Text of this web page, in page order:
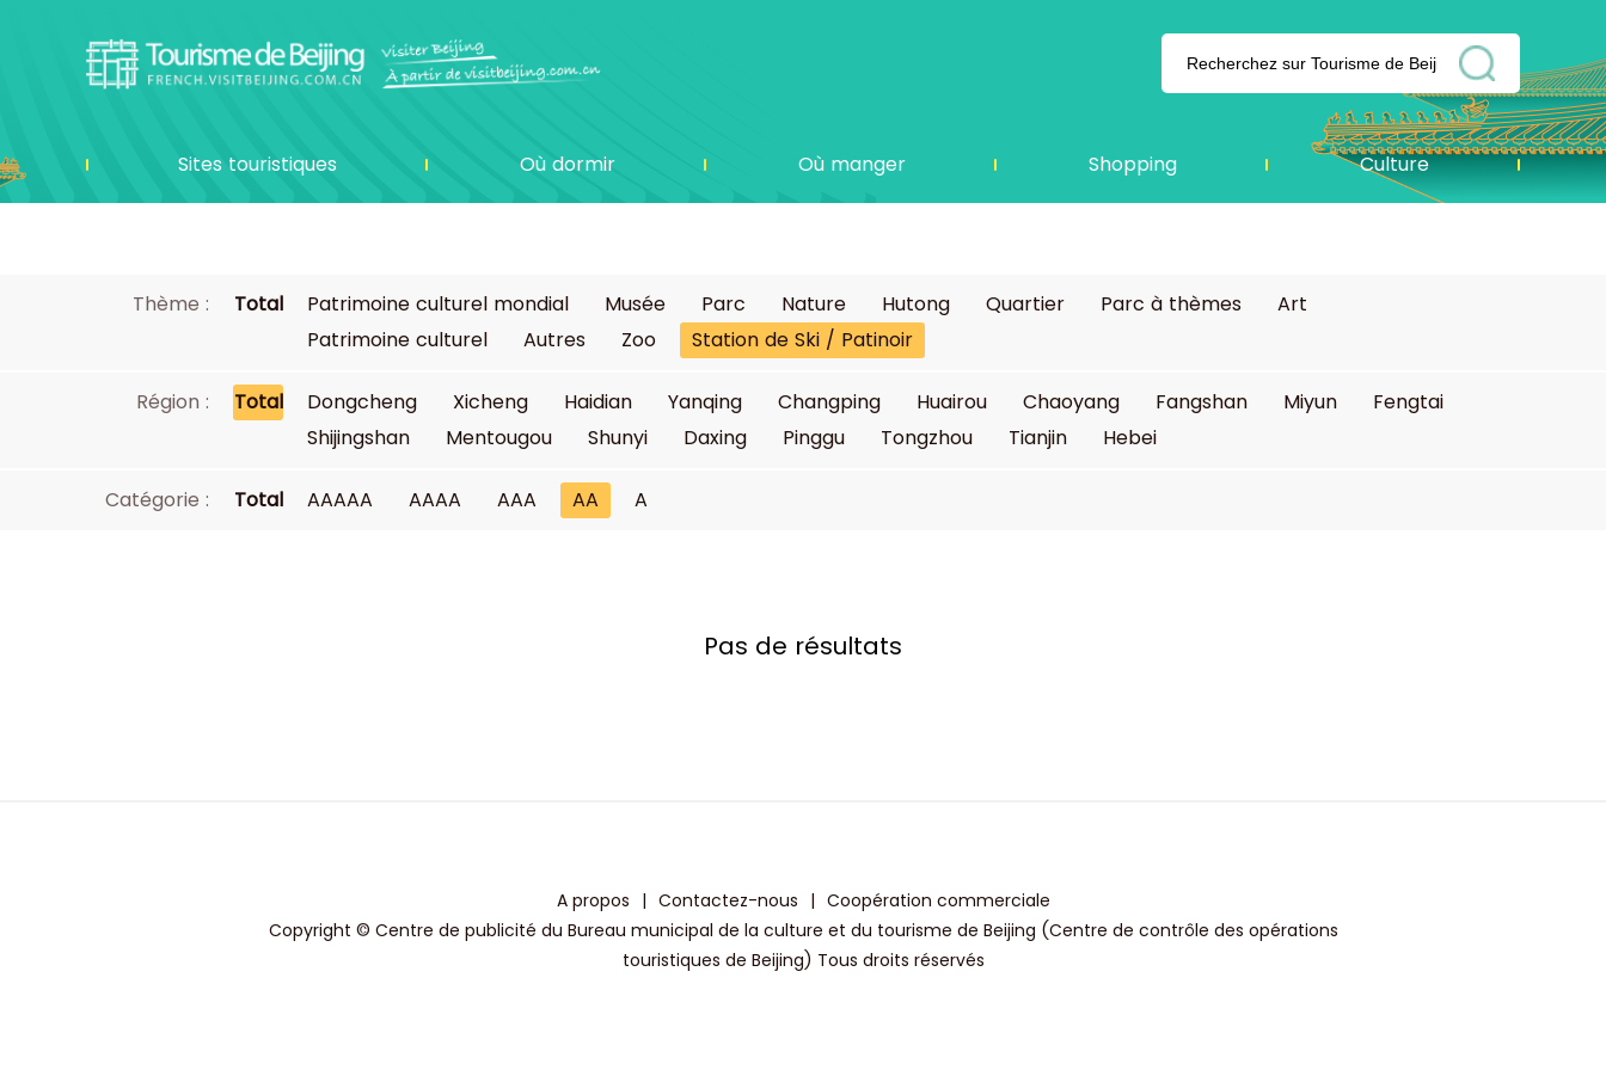
Sites touristiques Où dormir Où manger Shopping Culture
Thème : Total Patrimoine culturel mondial Musée Parc Nature Hutong Quartier Parc à thèmes
Art
Patrimoine culturel
Autres Zoo Station de Ski / Patinoir
Région : Total Dongcheng Xicheng Haidian Yanqing Changping Huairou Chaoyang Fangshan Miyun
Fengtai
Shijingshan
Mentougou Shunyi Daxing Pinggu Tongzhou Tianjin Hebei
Catégorie : Total AAAAA AAAA AAA AA A
Pas de résultats
A propos | Contactez-nous | Coopération commerciale
Copyright © Centre de publicité du Bureau municipal de la culture et du tourisme de Beijing (Centre de contrôle des opérations
touristiques de Beijing) Tous droits réservés